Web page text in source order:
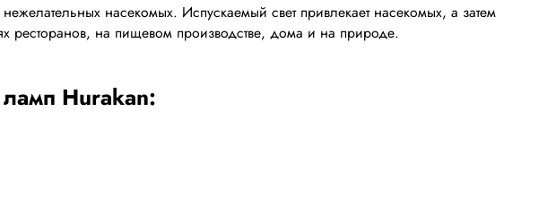
насекомых. Испускаемый свет привлекает насекомых, а затем
ресторанов, на пищевом производстве, дома и на природе.
Hurakan: